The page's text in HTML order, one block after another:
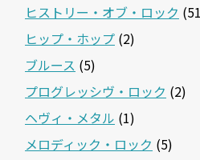
ヒストリー・オブ・ロック
ヒップ・ホップ (2)
ブルース (5)
プログレッシヴ・ロック (2)
ヘヴィ・メタル (1)
メロディック・ロック (5)